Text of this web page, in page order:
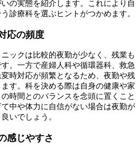
の実態を紹介します。これにより自
診療科を選ぶヒントがつかめます。
応の頻度
ックは比較的夜勤が少なく、残業も
。一方で産婦人科や循環器科、救急
時対応が頻繁となるため、夜勤や残
す。科を決める際は自身の健康や家
時間とのバランスを念頭に置くこと
中や体力に自信がない場合は夜勤が
いでしょう。
感じやすさ